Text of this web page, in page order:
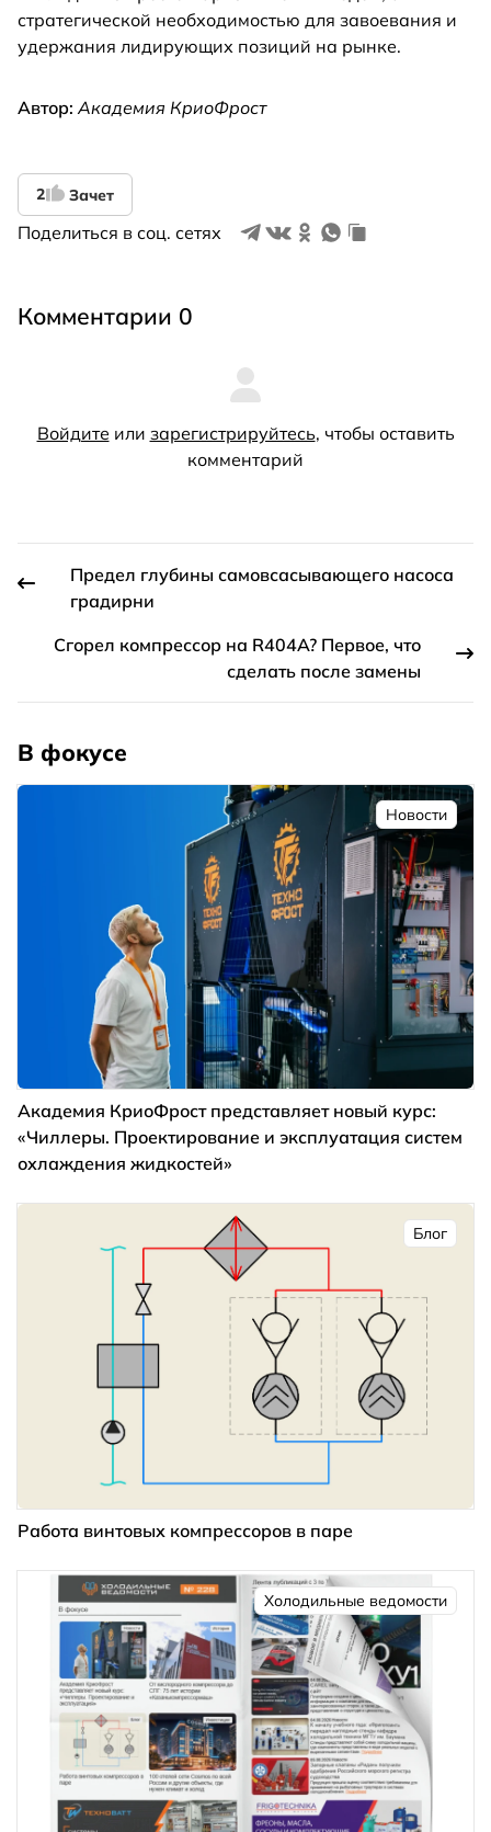
стратегической необходимостью для завоевания и
удержания лидирующих позиций на рынке.
Автор: Академия КриоФрост
2 Зачет
Поделиться в соц. сетях
Комментарии 0
Войдите или зарегистрируйтесь, чтобы оставить
комментарий
Предел глубины самовсасывающего насоса
градирни
Сгорел компрессор на R404A? Первое, что
сделать после замены
В фокусе
Новости
Академия КриоФрост представляет новый курс:
«Чиллеры. Проектирование и эксплуатация систем
охлаждения жидкостей»
Блог
Работа винтовых компрессоров в паре
Холодильные ведомости